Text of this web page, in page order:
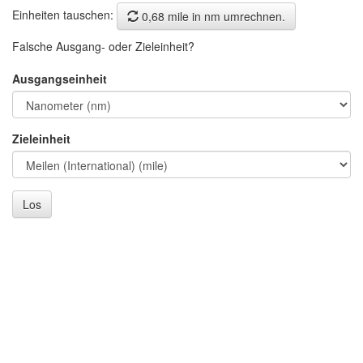
Einheiten tauschen:
0,68 mile in nm umrechnen.
Falsche Ausgang- oder Zieleinheit?
Ausgangseinheit
Zieleinheit
Los